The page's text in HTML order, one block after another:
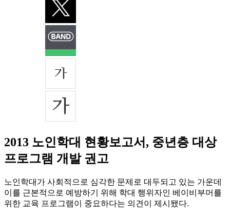
2013 노인학대 현황보고서, 중년층 대상
프로그램 개발 권고
노인학대가 사회적으로 심각한 문제로 대두되고 있는 가운데
이를 근본적으로 예방하기 위해 학대 행위자인 베이비부머를
위한 교육 프로그램이 중요하다는 의견이 제시됐다.